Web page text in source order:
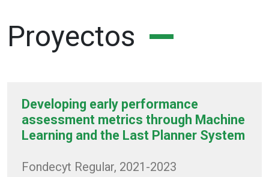
Proyectos
Developing early performance
assessment metrics through Machine
Learning and the Last Planner System
Fondecyt Regular, 2021-2023